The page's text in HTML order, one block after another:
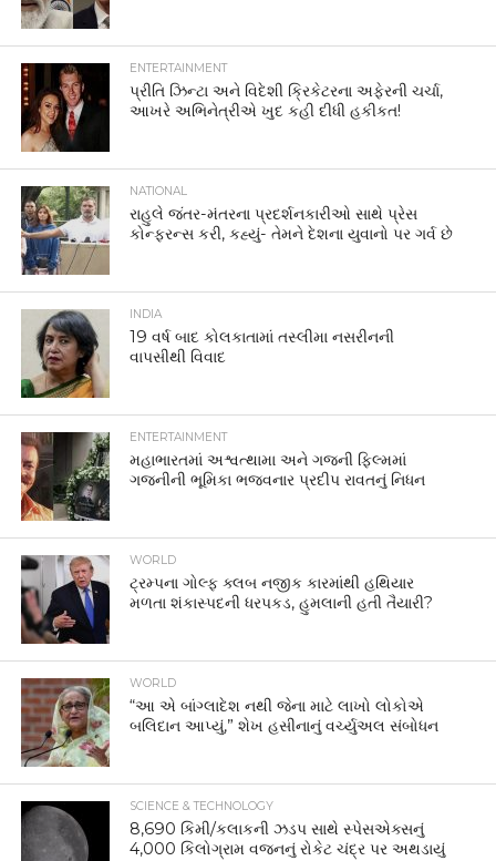
ENTERTAINMENT
પ્રીતિ ઝિન્ટા અને વિદેશી ક્રિકેટરના અફેરની ચર્ચા,
આખરે અભિનેત્રીએ ખુદ કહી દીધી હકીકત!
NATIONAL
રાહુલે જંતર-મંતરના પ્રદર્શનકારીઓ સાથે પ્રેસ
કોન્ફરન્સ કરી, કહ્યું- તેમને દેશના યુવાનો પર ગર્વ છે
INDIA
19 વર્ષ બાદ કોલકાતામાં તસ્લીમા નસરીનની
વાપસીથી વિવાદ
ENTERTAINMENT
મહાભારતમાં અશ્વત્થામા અને ગજની ફિલ્મમાં
ગજનીની ભૂમિકા ભજવનાર પ્રદીપ રાવતનું નિધન
WORLD
ટ્રમ્પના ગોલ્ફ ક્લબ નજીક કારમાંથી હથિયાર
મળતા શંકાસ્પદની ધરપકડ, હુમલાની હતી તૈયારી?
WORLD
“આ એ બાંગ્લાદેશ નથી જેના માટે લાખો લોકોએ
બલિદાન આપ્યું,” શેખ હસીનાનું વર્ચ્યુઅલ સંબોધન
SCIENCE & TECHNOLOGY
8,690 કિમી/કલાકની ઝડપ સાથે સ્પેસએક્સનું
4,000 કિલોગ્રામ વજનનું રોકેટ ચંદ્ર પર અથડાયું